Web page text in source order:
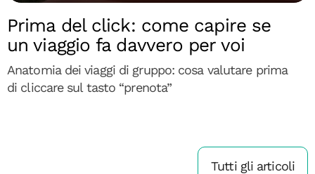
Prima del click: come capire se
un viaggio fa davvero per voi
Anatomia dei viaggi di gruppo: cosa valutare prima
di cliccare sul tasto “prenota”
Tutti gli articoli